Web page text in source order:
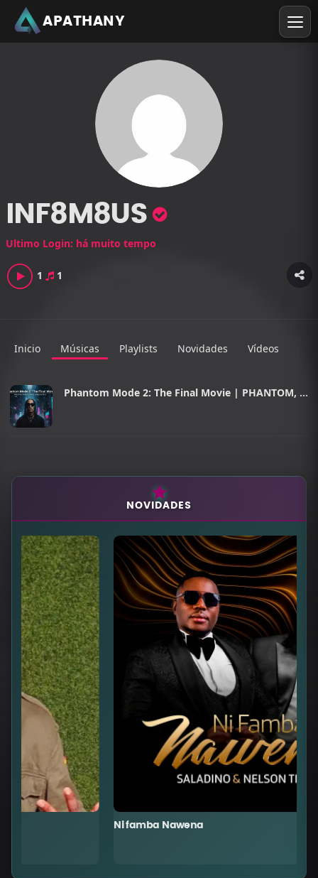
APATHANY
INF8M8US
Ultimo Login: há muito tempo
1 1
Inicio Músicas Playlists Novidades Vídeos
Phantom Mode 2: The Final Movie | PHANTOM, INF8M8US, HEYG & Kingston Siriro.
NOVIDADES